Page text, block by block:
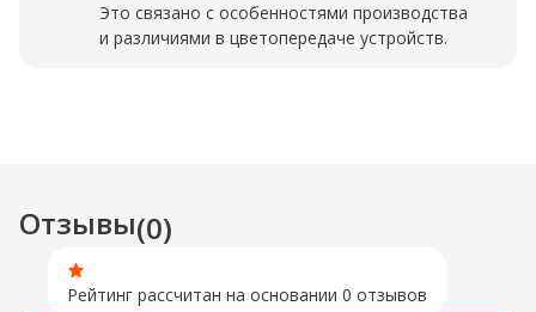
Это связано с особенностями производства
и различиями в цветопередаче устройств.
Отзывы(0)
Рейтинг рассчитан на основании 0 отзывов